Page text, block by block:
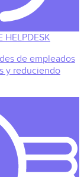
HELPDESK
de empleados
y reduciendo